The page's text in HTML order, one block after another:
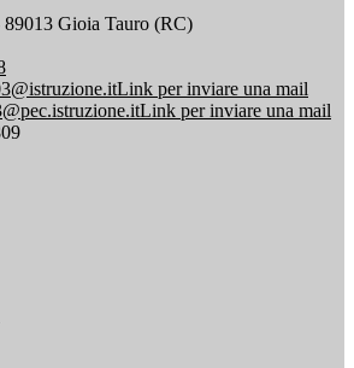
Gioia Tauro (RC)
Link per inviare una mail
Link per inviare una mail